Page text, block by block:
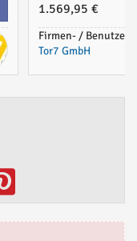
1.569,95 €
Firmen- /
Tor7 GmbH